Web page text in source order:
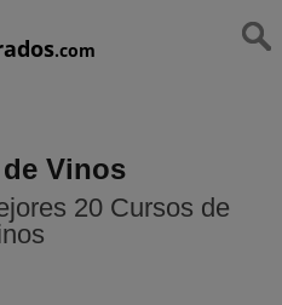
.com
Vinos
20 Cursos de